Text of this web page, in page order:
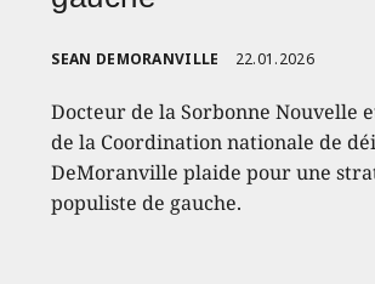
SEAN DEMORANVILLE 22.01.2026
Docteur de la Sorbonne Nouvelle
de la Coordination nationale de
DeMoranville plaide pour une
populiste de gauche.